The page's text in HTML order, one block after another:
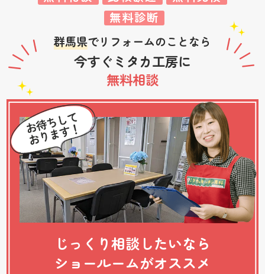
無料診断
群馬県でリフォームのことなら
今すぐミタカ工房に
無料相談
じっくり相談したいなら
ショールームがオススメ